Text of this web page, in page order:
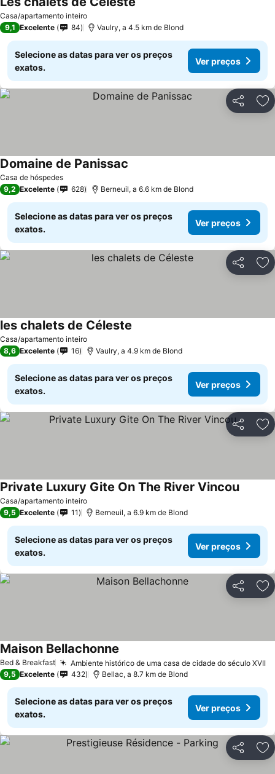
Casa/apartamento inteiro
9,1 Excelente 84 Vaulry, a 4.5 km de Blond
Selecione as datas para ver os preços
exatos.
Ver preços
Partilhar
Casa de hóspedes
Domaine de Panissac
9,2 Excelente 628 Berneuil, a 6.6 km de Blond
Selecione as datas para ver os preços
exatos.
Ver preços
Partilhar
Casa/apartamento inteiro
les chalets de Céleste
8,6 Excelente 16 Vaulry, a 4.9 km de Blond
Selecione as datas para ver os preços
exatos.
Ver preços
Partilhar
Casa/apartamento inteiro
Private Luxury Gite On The River Vincou
9,5 Excelente 11 Berneuil, a 6.9 km de Blond
Selecione as datas para ver os preços
exatos.
Ver preços
Partilhar
Bed & Breakfast Ambiente histórico de uma casa de cidade do século XVII
Maison Bellachonne
9,5 Excelente 432 Bellac, a 8.7 km de Blond
Selecione as datas para ver os preços
exatos.
Ver preços
Partilhar